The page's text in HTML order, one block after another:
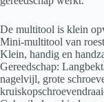
De multitool is klein
Mini-multitool van
Klein, handig en
Gereedschap:
nagelvijl, grote